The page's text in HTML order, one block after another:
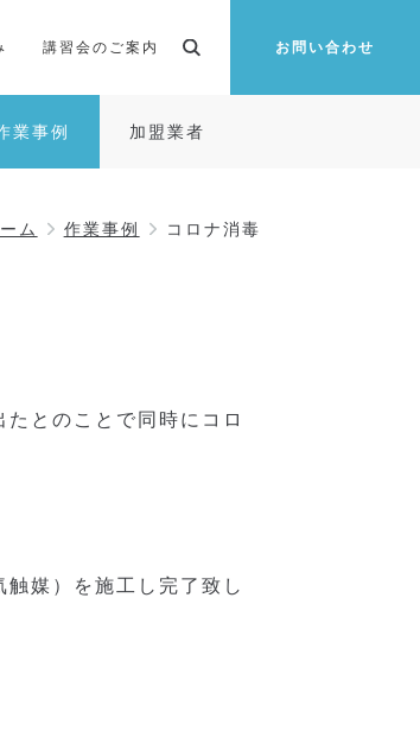
講習会のご案内 お問い合わせ
業事例 加盟業者
ム 作業事例 コロナ消毒
とのことで同時にコロ
媒）を施工し完了致し